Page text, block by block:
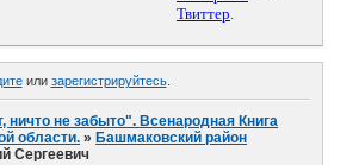
Твиттер.
или зарегистрируйтесь.
ничто не забыто". Всенародная Книга
области. » Башмаковский район
Сергеевич